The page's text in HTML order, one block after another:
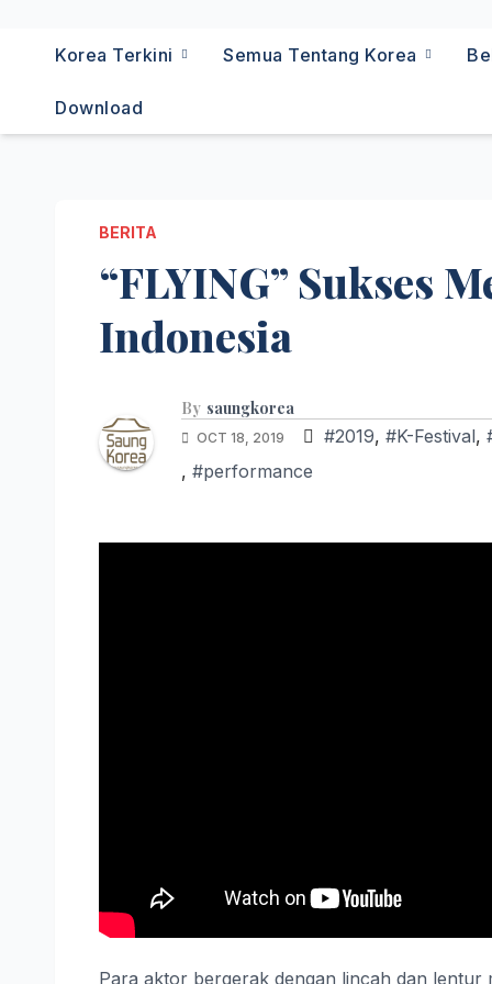
Korea Terkini Semua Tentang Korea
Download
BERITA
“FLYING” Sukses
Indonesia
By saungkorea
OCT 18, 2019 #2019, #K-Festival,
, #performance
Para aktor bergerak dengan lincah dan lentur